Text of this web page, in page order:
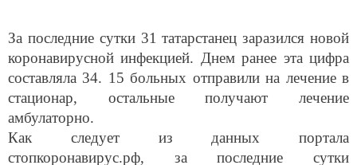
За последние сутки 31 татарстанец заразился новой
коронавирусной инфекцией. Днем ранее эта цифра
составляла 34. 15 больных отправили на лечение в
стационар, остальные получают лечение
амбулаторно.
Как следует из данных портала
стопкоронавирус.рф, за последние сутки